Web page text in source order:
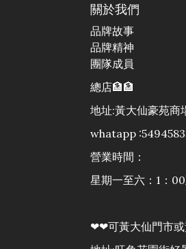
關於我們
品牌故事
品牌精神
團隊成員
總店🏦🏦
地址:黃大仙豪苑商
whatapp
營業時間：
星期一至六：1：
❤❤可黃大仙門市